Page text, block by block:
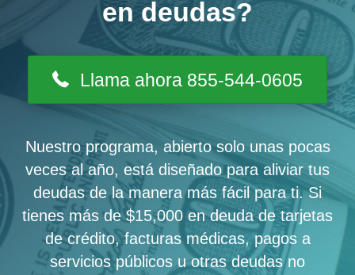
en deudas?
Llama ahora 855-544-0605
Nuestro programa, abierto solo unas pocas
veces al año, está diseñado para aliviar tus
deudas de la manera más fácil para ti. Si
tienes más de $15,000 en deuda de tarjetas
de crédito, facturas médicas, pagos a
servicios públicos u otras deudas no